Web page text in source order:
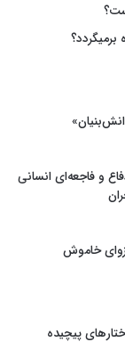
برمیگردد؟
و فاجعه‌ای انسانی
خاموش
پیچیده